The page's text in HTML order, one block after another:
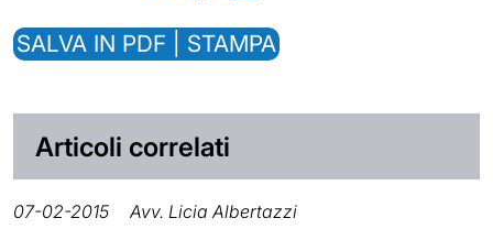
SALVA IN PDF | STAMPA
Articoli correlati
07-02-2015 Avv. Licia Albertazzi